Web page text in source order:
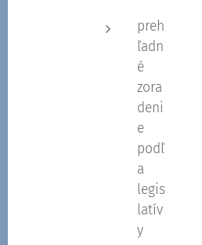
preh
ľadn
é
zora
deni
e
podľ
a
legis
latív
y